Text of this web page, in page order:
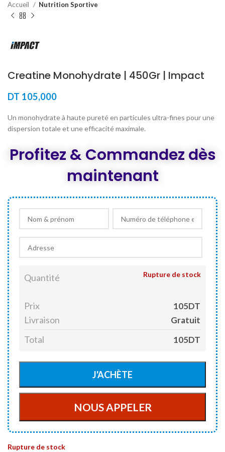
Accueil Nutrition Sportive
Creatine Monohydrate | 450Gr | Impact
DT 105,000
Un monohydrate à haute pureté en particules ultra-fines pour une
dispersion totale et une efficacité maximale.
Profitez & Commandez dès
maintenant
Quantité Rupture de stock
Prix 105DT
Livraison Gratuit
Total 105DT
Rupture de stock